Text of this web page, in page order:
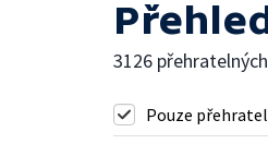
3126 přehratelných
Pouze